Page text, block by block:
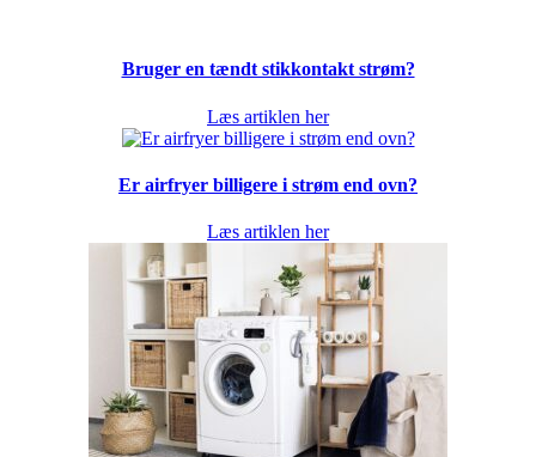
Bruger en tændt stikkontakt strøm?
Læs artiklen her
Er airfryer billigere i strøm end ovn?
Læs artiklen her